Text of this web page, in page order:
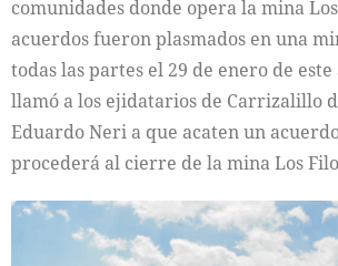
comunidades donde opera la mina
acuerdos fueron plasmados en una
todas las partes el 29 de enero de
llamó a los ejidatarios de Carrizalillo
Eduardo Neri a que acaten un
procederá al cierre de la mina Los